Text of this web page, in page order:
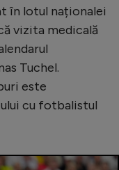
în lotul naționalei
vizita medicală
Tuchel.
este
cu fotbalistul